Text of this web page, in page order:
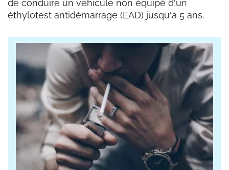
de conduire un véhicule non équipé d'un
éthylotest antidémarrage (EAD) jusqu'à 5 ans.